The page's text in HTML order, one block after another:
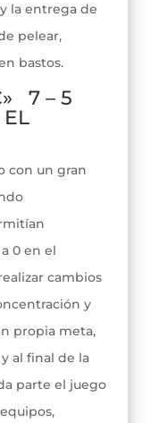
la entrega de
pelear,
bastos.
7 – 5
EL
con un gran
0 en el
cambios
y
propia meta,
al final de la
parte el juego